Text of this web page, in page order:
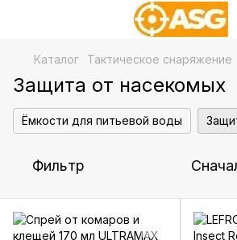
Каталог Тактическое снаряжение
Защита от насекомых
Ёмкости для питьевой воды
Фильтр